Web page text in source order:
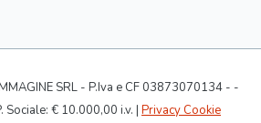
SRL - P.Iva e CF 03873070134 - -
Sociale: € 10.000,00 i.v. | Privacy Cookie